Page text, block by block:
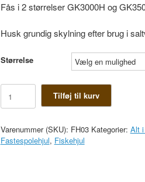
Fås i 2 størrelser GK3000H og
Husk grundig skylning efter brug i
Størrelse
GK
antal
Tilføj til kurv
Varenummer (SKU): FH03 Kategorier: Alt
Fastespolehjul, Fiskehjul